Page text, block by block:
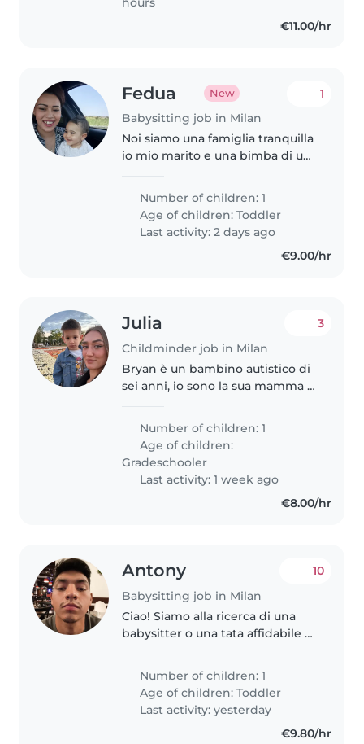
€11.00/hr
Fedua New
Babysitting job in Milan
1
Noi siamo una famiglia tranquilla
io mio marito e una bimba di un
vorremmo trovare qualcuna di
altrettanto rispettosa. Sono
incinta e dovrei partorire..
Number of children: 1
Age of children:Toddler
Last activity: 2 days ago
€9.00/hr
Julia
Childminder job in Milan
3
Bryan è un bambino autistico di
sei anni, io sono la sua mamma e
noi due. Purtroppo mi trovo in
un momento di grande difficoltà
lavorando a tempo pieno..
Number of children: 1
Age of children:
Gradeschooler
Last activity: 1 week ago
€8.00/hr
Antony
Babysitting job in Milan
10
Ciao! Siamo alla ricerca di una
babysitter o una tata affidabile e
2 anni. È una bimba calma e
affettuosa. Le nostre necessità: -
Orario: Dalle 15:00..
Number of children: 1
Age of children:Toddler
Last activity: yesterday
€9.80/hr